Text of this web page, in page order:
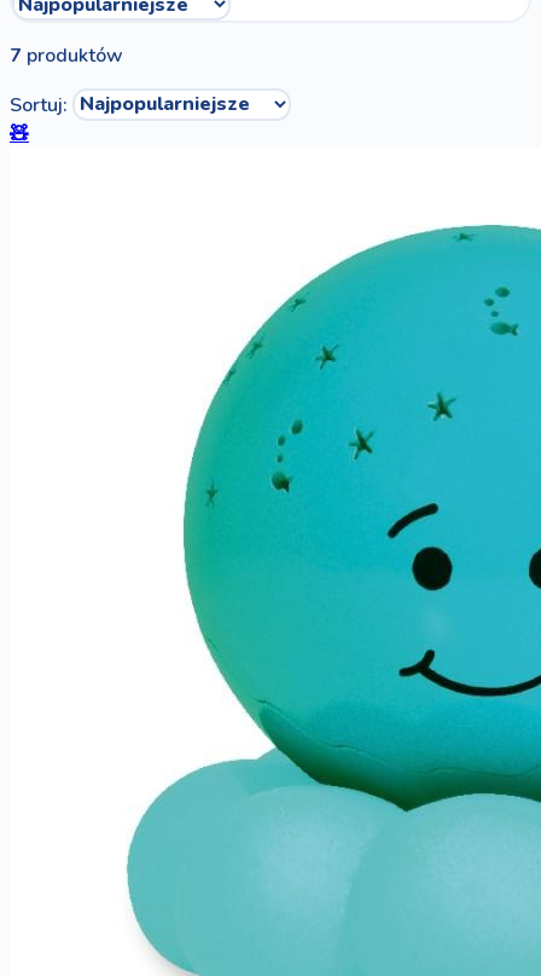
7 produktów
Sortuj:
🧸